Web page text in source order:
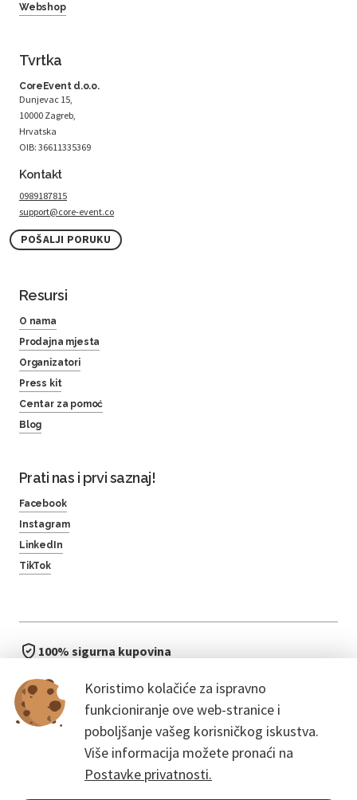
Koristimo kolačiće za ispravno
funkcioniranje ove web-stranice i
poboljšanje vašeg korisničkog iskustva.
Više informacija možete pronaći na
Postavke privatnosti.
Webshop
Tvrtka
CoreEvent d.o.o.
Dunjevac 15,
10000 Zagreb,
Hrvatska
OIB: 36611335369
Kontakt
0989187815
support@core-event.co
POŠALJI PORUKU
Resursi
O nama
Prodajna mjesta
Organizatori
Press kit
Centar za pomoć
Blog
Prati nas i prvi saznaj!
Facebook
Instagram
LinkedIn
TikTok
100% sigurna kupovina
bez čekanja u redu